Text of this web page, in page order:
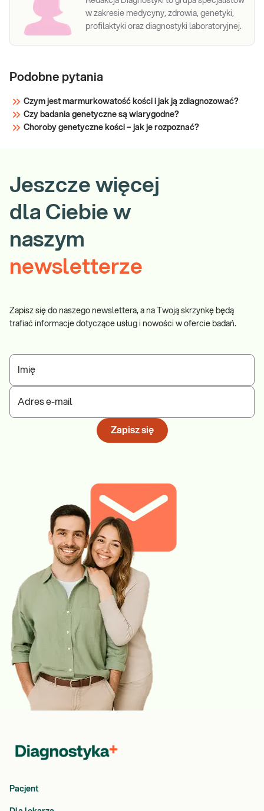
w zakresie medycyny, zdrowia, genetyki,
profilaktyki oraz diagnostyki laboratoryjnej.
Podobne pytania
Czym jest marmurkowatość kości i jak ją zdiagnozować?
Czy badania genetyczne są wiarygodne?
Choroby genetyczne kości – jak je rozpoznać?
Jeszcze więcej
dla Ciebie w
naszym
newsletterze
Zapisz się do naszego newslettera, a na Twoją skrzynkę będą
trafiać informacje dotyczące usług i nowości w ofercie badań.
Imię
Adres e-mail
Zapisz się
Pacjent